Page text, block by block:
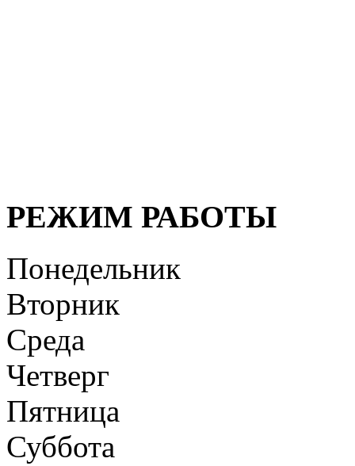
РЕЖИМ РАБОТЫ
Понедельник
Вторник
Среда
Четверг
Пятница
Суббота